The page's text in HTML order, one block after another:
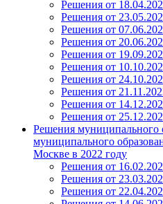
Решения от
Решения от
Решения от
Решения от
Решения от
Решения от
Решения от
Решения от
Решения от
Решения от
Решения муниципального
муниципального
Москве в 2022 году
Решения от
Решения от
Решения от